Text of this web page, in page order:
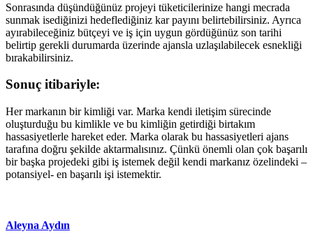
Sonrasında düşündüğünüz projeyi tüketicilerinize hangi mecrada
sunmak isediğinizi hedeflediğiniz kar payını belirtebilirsiniz. Ayrıca
ayırabileceğiniz bütçeyi ve iş için uygun gördüğünüz son tarihi
belirtip gerekli durumarda üzerinde ajansla uzlaşılabilecek esnekliği
bırakabilirsiniz.
Sonuç itibariyle:
Her markanın bir kimliği var. Marka kendi iletişim sürecinde
oluşturduğu bu kimlikle ve bu kimliğin getirdiği birtakım
hassasiyetlerle hareket eder. Marka olarak bu hassasiyetleri ajans
tarafına doğru şekilde aktarmalısınız. Çünkü önemli olan çok başarılı
bir başka projedeki gibi iş istemek değil kendi markanız özelindeki –
potansiyel- en başarılı işi istemektir.
Aleyna Aydın